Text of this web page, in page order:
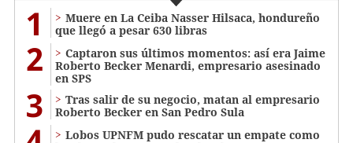
1
Muere en La Ceiba Nasser Hilsaca, hondureño
que llegó a pesar 630 libras
2
Captaron sus últimos momentos: así era Jaime
Roberto Becker Menardi​​​, empresario asesinado
en SPS
3
Tras salir de su negocio, matan al empresario
Roberto Becker en San Pedro Sula
Lobos UPNFM pudo rescatar un empate como